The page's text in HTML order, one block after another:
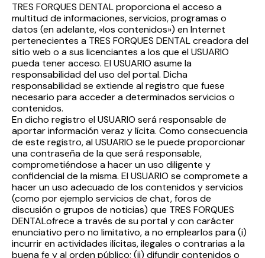
TRES FORQUES DENTAL proporciona el acceso a
multitud de informaciones, servicios, programas o
datos (en adelante, «los contenidos») en Internet
pertenecientes a TRES FORQUES DENTAL creadora del
sitio web o a sus licenciantes a los que el USUARIO
pueda tener acceso. El USUARIO asume la
responsabilidad del uso del portal. Dicha
responsabilidad se extiende al registro que fuese
necesario para acceder a determinados servicios o
contenidos.
En dicho registro el USUARIO será responsable de
aportar información veraz y lícita. Como consecuencia
de este registro, al USUARIO se le puede proporcionar
una contraseña de la que será responsable,
comprometiéndose a hacer un uso diligente y
confidencial de la misma. El USUARIO se compromete a
hacer un uso adecuado de los contenidos y servicios
(como por ejemplo servicios de chat, foros de
discusión o grupos de noticias) que TRES FORQUES
DENTALofrece a través de su portal y con carácter
enunciativo pero no limitativo, a no emplearlos para (i)
incurrir en actividades ilícitas, ilegales o contrarias a la
buena fe y al orden público; (ii) difundir contenidos o